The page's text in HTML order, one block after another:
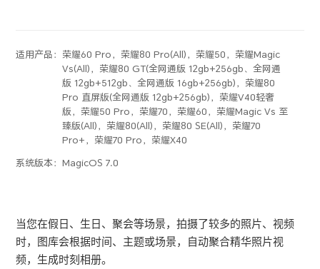
适用产品： 荣耀60 Pro，荣耀80 Pro(All)，荣耀50，荣耀Magic
Vs(All)，荣耀80 GT(全网通版 12gb+256gb、全网通
版 12gb+512gb、全网通版 16gb+256gb)，荣耀80
Pro 直屏版(全网通版 12gb+256gb)，荣耀V40轻奢
版，荣耀50 Pro，荣耀70，荣耀60，荣耀Magic Vs 至
臻版(All)，荣耀80(All)，荣耀80 SE(All)，荣耀70
Pro+，荣耀70 Pro，荣耀X40
系统版本：MagicOS 7.0
当您在假日、生日、聚会等场景，拍摄了较多的照片、视频
时，图库会根据时间、主题或场景，自动聚合精华照片视
频，生成时刻相册。